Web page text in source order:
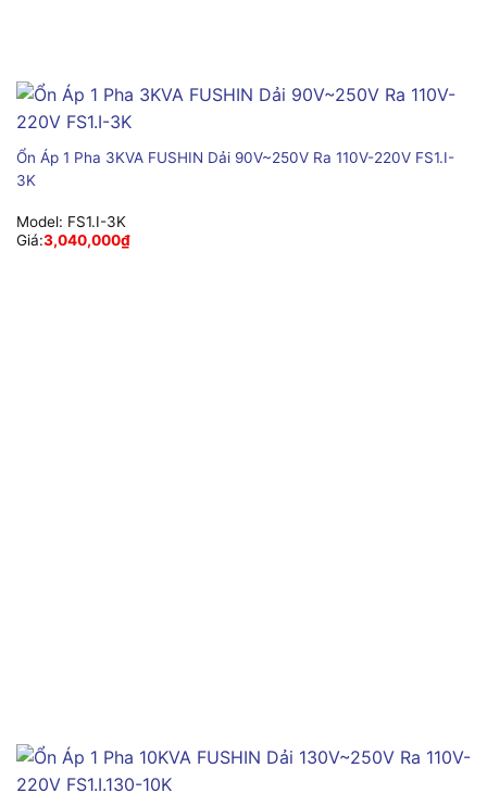
Ổn Áp 1 Pha 3KVA FUSHIN Dải 90V~250V Ra 110V-220V FS1.I-
3K
Model: FS1.I-3K
Giá:3,040,000₫